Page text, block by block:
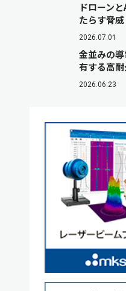
ドローン
たらす脅威
2026.07.01
金並みの
有する高
2026.06.23